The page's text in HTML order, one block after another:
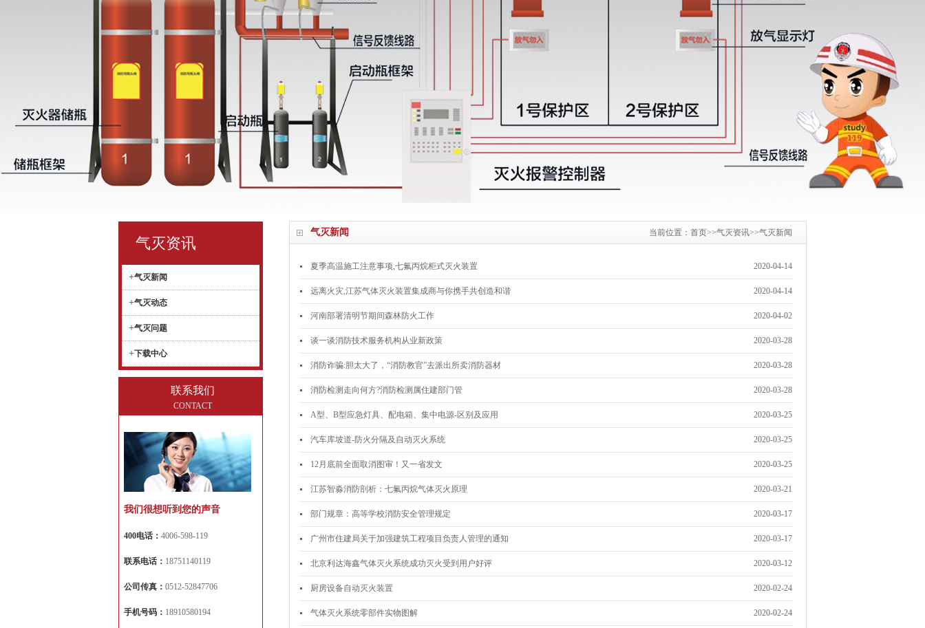
气灭新闻 当前位置： 首页>>气灭资讯>>气灭新闻
夏季高温施工注意事项,七氟丙烷柜式灭火装置 2020-04-14
远离火灾,江苏气体灭火装置集成商与你携手共创造和谐 2020-04-14
河南部署清明节期间森林防火工作 2020-04-02
谈一谈消防技术服务机构从业新政策 2020-03-28
消防诈骗:胆太大了，“消防教官”去派出所卖消防器材 2020-03-28
消防检测走向何方?消防检测属住建部门管 2020-03-28
A型、B型应急灯具、配电箱、集中电源-区别及应用 2020-03-25
汽车库坡道-防火分隔及自动灭火系统 2020-03-25
12月底前全面取消图审！又一省发文 2020-03-25
江苏智淼消防剖析：七氟丙烷气体灭火原理 2020-03-21
部门规章：高等学校消防安全管理规定 2020-03-17
广州市住建局关于加强建筑工程项目负责人管理的通知 2020-03-17
北京利达海鑫气体灭火系统成功灭火受到用户好评 2020-03-12
厨房设备自动灭火装置 2020-02-24
气体灭火系统零部件实物图解 2020-02-24
气灭资讯
+气灭新闻
+气灭动态
+气灭问题
+下载中心
联系我们
CONTACT
我们很想听到您的声音
400电话： 4006-598-119
联系电话： 18751140119
公司传真： 0512-52847706
手机号码： 18910580194